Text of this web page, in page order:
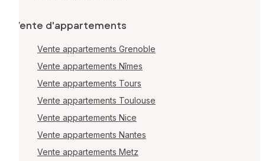
Vente d'appartements
Vente appartements Grenoble
Vente appartements Nîmes
Vente appartements Tours
Vente appartements Toulouse
Vente appartements Nice
Vente appartements Nantes
Vente appartements Metz